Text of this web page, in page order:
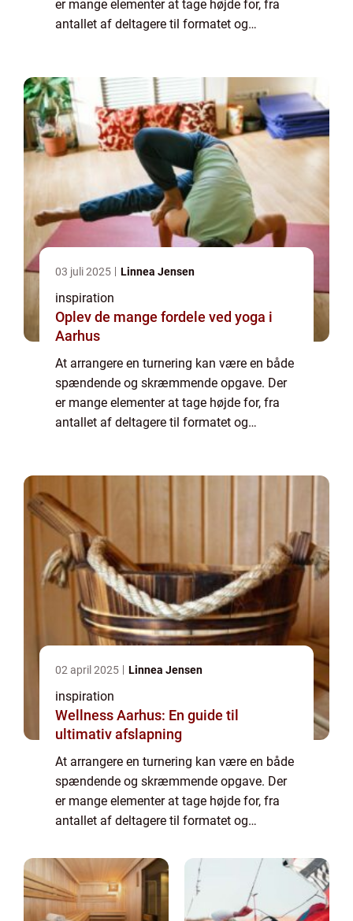
er mange elementer at tage højde for, fra
antallet af deltagere til formatet og
03 juli 2025 Linnea Jensen
inspiration
Oplev de mange fordele ved yoga i
Aarhus
At arrangere en turnering kan være en både
spændende og skræmmende opgave. Der
er mange elementer at tage højde for, fra
antallet af deltagere til formatet og
02 april 2025 Linnea Jensen
inspiration
Wellness Aarhus: En guide til
ultimativ afslapning
At arrangere en turnering kan være en både
spændende og skræmmende opgave. Der
er mange elementer at tage højde for, fra
antallet af deltagere til formatet og
velfungerende turnering er...